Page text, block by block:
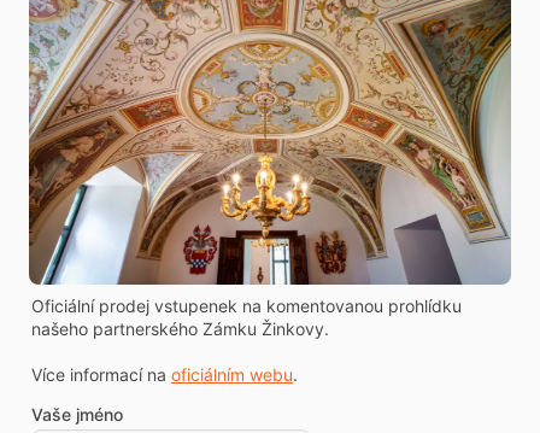
Oficiální prodej vstupenek na komentovanou prohlídku
našeho partnerského Zámku Žinkovy.
Více informací na oficiálním webu.
Vaše jméno